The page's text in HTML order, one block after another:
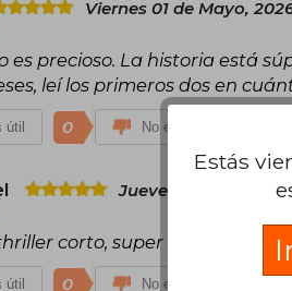
Viernes 01 de Mayo,
es precioso. La historia está
leí los primeros dos en
útil 0 No es útil
Jueves 04 de Junio,
corto, super bien
útil 0 No es útil
Estás